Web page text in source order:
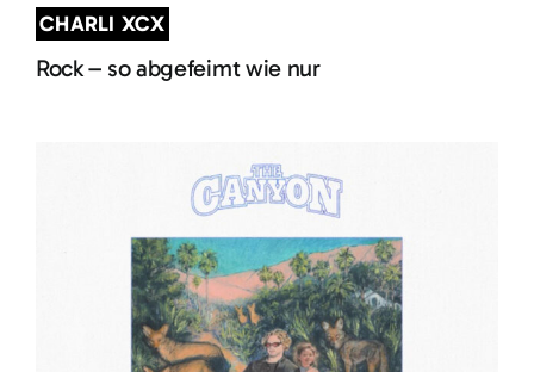
CHARLI XCX
Rock – so abgefeimt wie nur